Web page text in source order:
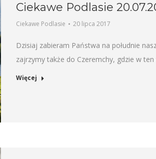
Ciekawe Podlasie
Ciekawe Podlasie 20 lipca 2017
Dzisiaj zabieram Państwa na południe
zajrzymy także do Czeremchy, gdzie w
Więcej